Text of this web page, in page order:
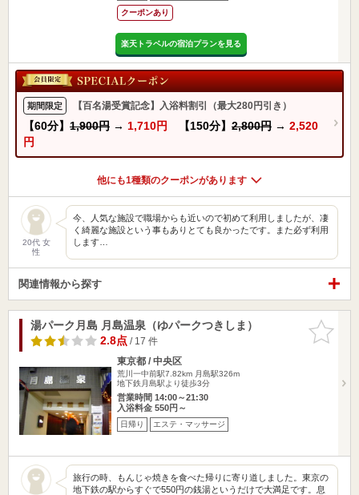
クーポンあり
楽天トラベルの宿泊プランを見る
期間限定 【百名湯受賞記念】入浴料割引（最大280円引き）
【60分】 1,900円 → 1,710円 【150分】 2,800円 → 2,520
円
他にも1種類のクーポンがあります
20代 女
性
今、人気な施設で職場からも近いので初めて利用しましたが、凄
く綺麗な施設という事もありとても良かったです。また必ず利用
します…
関連情報から探す
お気に入
りに追加
湯パーク月島 月島温泉（ゆパークつきしま）
2.8点/ 17 件
東京都 / 中央区
荒川一中前駅7.82km 月島駅326m
地下鉄月島駅より徒歩3分
営業時間 14:00～21:30
入浴料金 550円～
日帰り エステ・マッサージ
旅行の時、もんじゃ焼きを食べた帰りに寄り道しました。東京の
地下鉄の駅からすぐで550円の銭湯というだけで大満足です。息